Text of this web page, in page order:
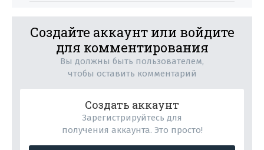
Создайте аккаунт или войдите
для комментирования
Вы должны быть пользователем,
чтобы оставить комментарий
Создать аккаунт
Зарегистрируйтесь для
получения аккаунта. Это просто!